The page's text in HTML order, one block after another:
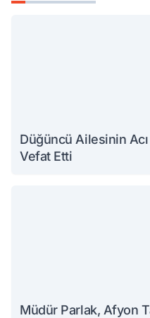
Düğüncü Ailesinin
Vefat Etti
Müdür Parlak, Afyon